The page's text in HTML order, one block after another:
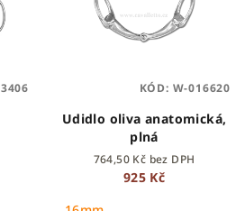
Udidlo oliva anatomická,
plná
764,50 Kč bez DPH
925 Kč
KÓD: W-016620